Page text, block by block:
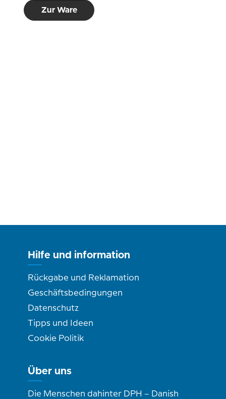
Zur Ware
Hilfe und information
Rückgabe und Reklamation
Geschäftsbedingungen
Datenschutz
Tipps und Ideen
Cookie Politik
Über uns
Die Menschen dahinter DPH – Danish